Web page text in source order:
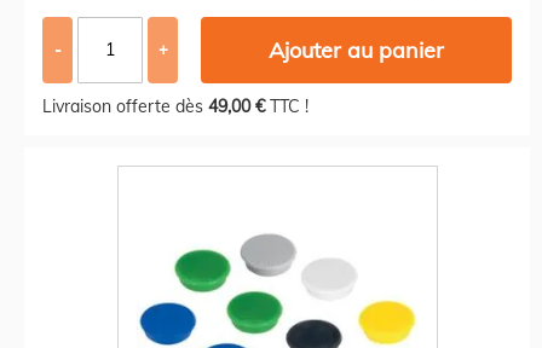
- + Ajouter au panier
Livraison offerte dès 49,00 €TTC !